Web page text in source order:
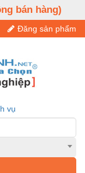
bán hàng)
Đăng sản phẩm
vụ